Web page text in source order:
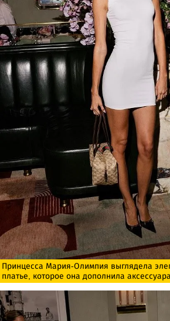
Принцесса Мария-Олимпия выглядела
платье, которое она дополнила